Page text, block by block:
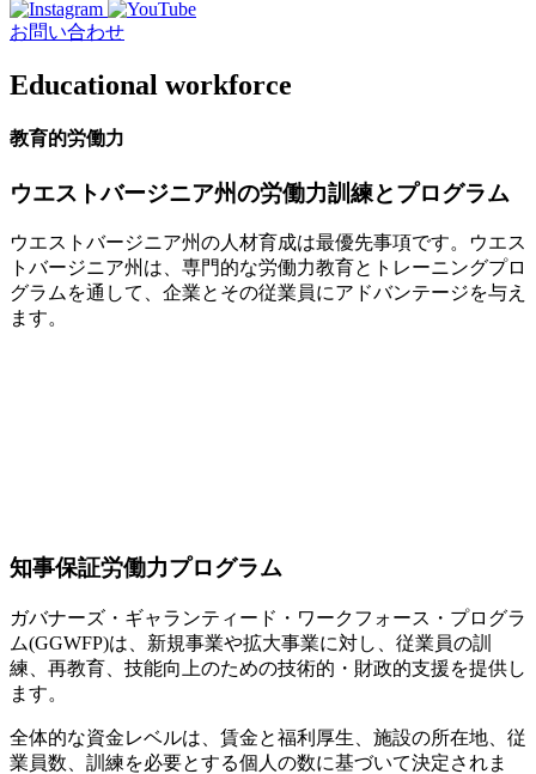
お問い合わせ
Educational workforce
教育的労働力
ウエストバージニア州の労働力訓練とプログラム
ウエストバージニア州の人材育成は最優先事項です。ウエス
トバージニア州は、専門的な労働力教育とトレーニングプロ
グラムを通して、企業とその従業員にアドバンテージを与え
ます。
知事保証労働力プログラム
ガバナーズ・ギャランティード・ワークフォース・プログラ
ム(GGWFP)は、新規事業や拡大事業に対し、従業員の訓
練、再教育、技能向上のための技術的・財政的支援を提供し
ます。
全体的な資金レベルは、賃金と福利厚生、施設の所在地、従
業員数、訓練を必要とする個人の数に基づいて決定されま